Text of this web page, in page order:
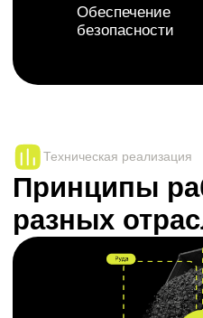
загрязнений и отклонений
от эталонного состояния